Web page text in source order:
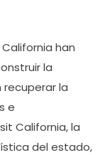
han
la
la
e
California, la
del estado,